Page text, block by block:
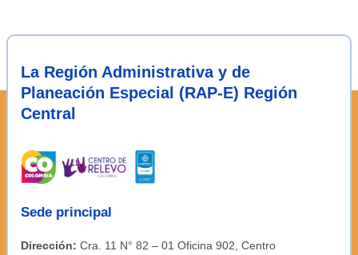
La Región Administrativa y de
Planeación Especial (RAP-E) Región
Central
Sede principal
Dirección: Cra. 11 N° 82 – 01 Oficina 902, Centro